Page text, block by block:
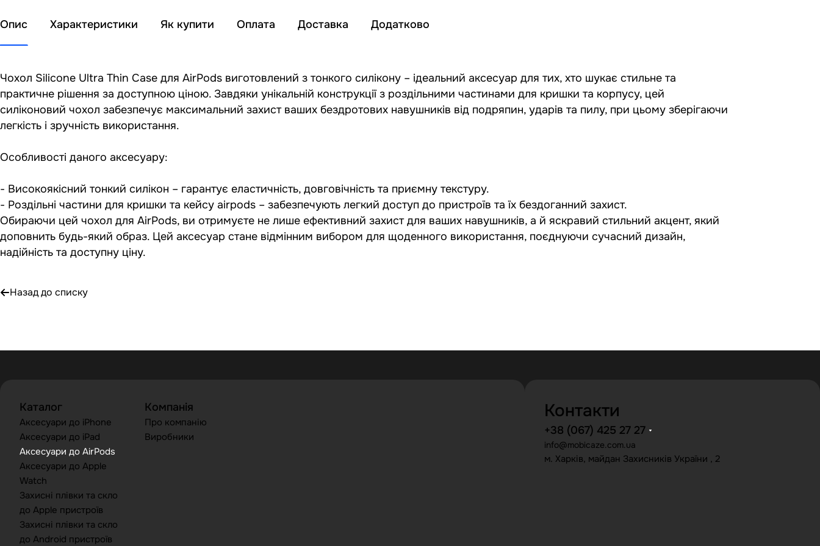
Опис Характеристики Як купити Оплата Доставка Додатково
Чохол Silicone Ultra Thin Case для AirPods виготовлений з тонкого силікону – ідеальний аксесуар для тих, хто шукає стильне та
практичне рішення за доступною ціною. Завдяки унікальній конструкції з роздільними частинами для кришки та корпусу, цей
силіконовий чохол забезпечує максимальний захист ваших бездротових навушників від подряпин, ударів та пилу, при цьому зберігаючи
легкість і зручність використання.
Особливості даного аксесуару:
- Високоякісний тонкий силікон – гарантує еластичність, довговічність та приємну текстуру.
- Роздільні частини для кришки та кейсу airpods – забезпечують легкий доступ до пристроїв та їх бездоганний захист.
Обираючи цей чохол для AirPods, ви отримуєте не лише ефективний захист для ваших навушників, а й яскравий стильний акцент, який
доповнить будь-який образ. Цей аксесуар стане відмінним вибором для щоденного використання, поєднуючи сучасний дизайн,
надійність та доступну ціну.
Назад до списку
Каталог
Аксесуари до iPhone
Аксесуари до iPad
Аксесуари до AirPods
Аксесуари до Apple
Watch
Захисні плівки та скло
до Apple пристроїв
Захисні плівки та скло
до Android пристроїв
Компанія
Про компанію
Виробники
Контакти
+38 (067) 425 27 27
info@mobicaze.com.ua
м. Харків, майдан Захисників України , 2